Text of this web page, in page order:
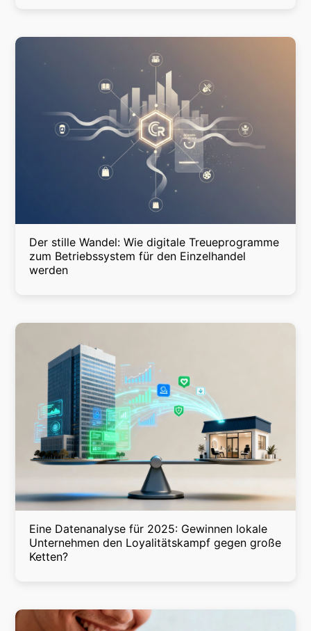
Der stille Wandel: Wie digitale Treueprogramme
zum Betriebssystem für den Einzelhandel
werden
Eine Datenanalyse für 2025: Gewinnen lokale
Unternehmen den Loyalitätskampf gegen große
Ketten?